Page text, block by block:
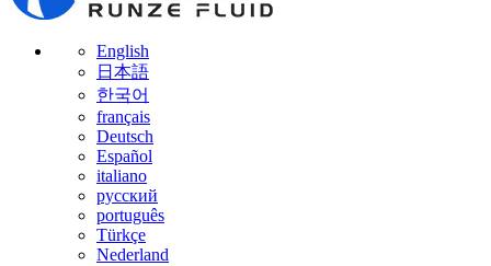
English
日本語
한국어
français
Deutsch
Español
italiano
русский
português
Türkçe
Nederland